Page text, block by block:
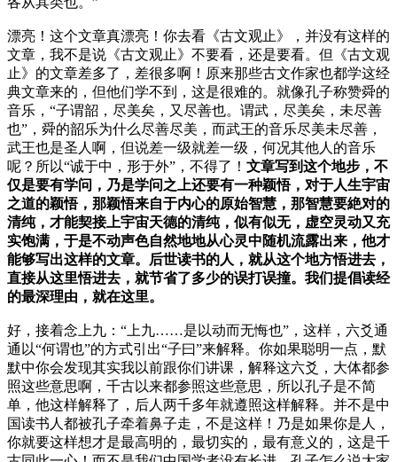
漂亮！这个文章真漂亮！你去看《古文观止》，并没有这样的
文章，我不是说《古文观止》不要看，还是要看。但《古文观
止》的文章差多了，差很多啊！原来那些古文作家也都学这经
典文章来的，但他们学不到，这是很难的。就像孔子称赞舜的
音乐，“子谓韶，尽美矣，又尽善也。谓武，尽美矣，未尽善
也”，舜的韶乐为什么尽善尽美，而武王的音乐尽美未尽善，
武王也是圣人啊，但说差一级就差一级，何况其他人的音乐
呢？所以“诚于中，形于外”，不得了！ 文章写到这个地步，不
仅是要有学问，乃是学问之上还要有一种颖悟，对于人生宇宙
之道的颖悟，那颖悟来自于内心的原始智慧，那智慧要絶对的
清纯，才能契接上宇宙天德的清纯，似有似无，虚空灵动又充
实饱满，于是不动声色自然地地从心灵中随机流露出来，他才
能够写出这样的文章。后世读书的人，就从这个地方悟进去，
直接从这里悟进去，就节省了多少的误打误撞。我们提倡读经
的最深理由，就在这里。
好，接着念上九：“上九……是以动而无悔也”，这样，六爻通
通以“何谓也”的方式引出“子曰”来解释。你如果聪明一点，默
默中你会发现其实我以前跟你们讲课，解释这六爻，大体都参
照这些意思啊，千古以来都参照这些意思，所以孔子是不简
单，他这样解释了，后人两千多年就遵照这样解释。并不是中
国读书人都被孔子牵着鼻子走，不是这样！乃是如果你是人，
你就要这样想才是最高明的，最切实的，最有意义的，这是千